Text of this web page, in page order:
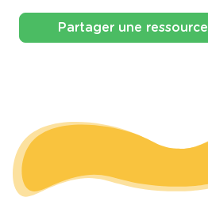
Partager une ressource